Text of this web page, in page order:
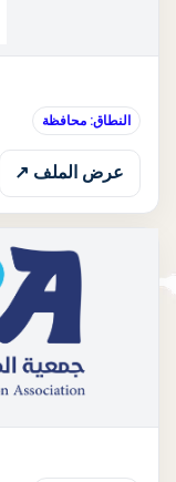
النطاق: محافظة
عرض الملف ↗